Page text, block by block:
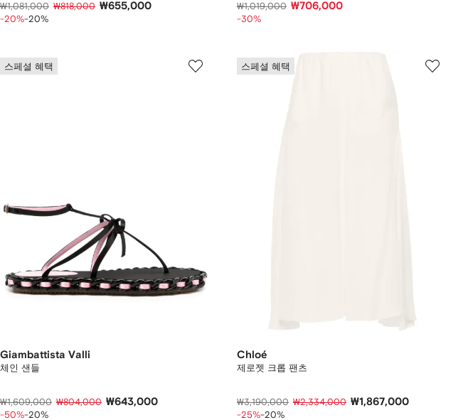
₩1,081,000 ₩818,000 ₩655,000
-20%-20%
₩1,019,000 ₩706,000
-30%
스페셜 혜택
Giambattista Valli
체인 샌들
₩1,609,000 ₩804,000 ₩643,000
-50%-20%
스페셜 혜택
Chloé
제로젯 크롭 팬츠
₩3,190,000 ₩2,334,000 ₩1,867,000
-25%-20%